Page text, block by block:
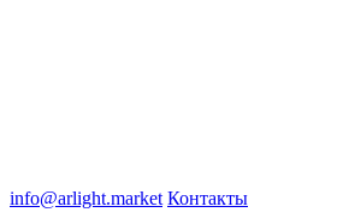
info@arlight.market Контакты